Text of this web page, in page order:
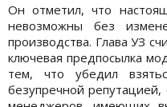
Он отметил, что
невозможны без
производства. Глава УЗ
ключевая предпосылка
тем, что убедил
безупречной